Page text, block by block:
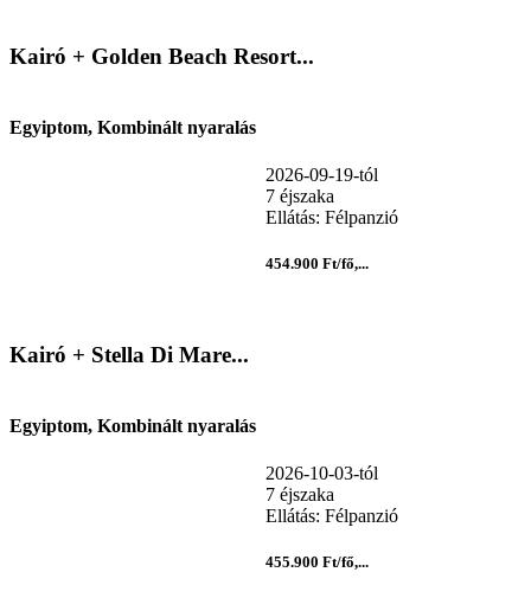
Kairó + Golden Beach Resort...
Egyiptom, Kombinált nyaralás
2026-09-19-tól
7 éjszaka
Ellátás: Félpanzió
454.900 Ft/fő,...
Kairó + Stella Di Mare...
Egyiptom, Kombinált nyaralás
2026-10-03-tól
7 éjszaka
Ellátás: Félpanzió
455.900 Ft/fő,...